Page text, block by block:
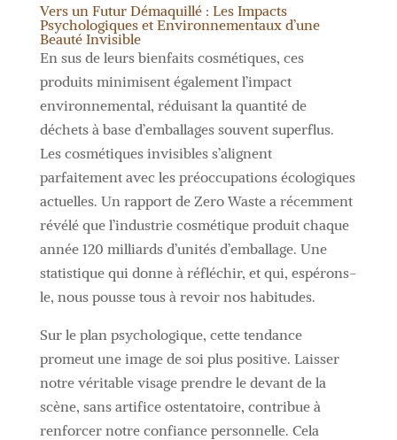
Vers un Futur Démaquillé : Les Impacts
Psychologiques et Environnementaux d’une
Beauté Invisible
En sus de leurs bienfaits cosmétiques, ces
produits minimisent également l’impact
environnemental, réduisant la quantité de
déchets à base d’emballages souvent superflus.
Les cosmétiques invisibles s’alignent
parfaitement avec les préoccupations écologiques
actuelles. Un rapport de Zero Waste a récemment
révélé que l’industrie cosmétique produit chaque
année 120 milliards d’unités d’emballage. Une
statistique qui donne à réfléchir, et qui, espérons-
le, nous pousse tous à revoir nos habitudes.
Sur le plan psychologique, cette tendance
promeut une image de soi plus positive. Laisser
notre véritable visage prendre le devant de la
scène, sans artifice ostentatoire, contribue à
renforcer notre confiance personnelle. Cela